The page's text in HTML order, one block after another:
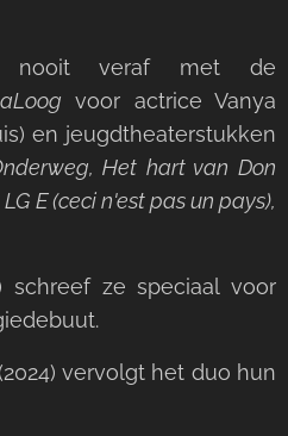
nooit veraf met de
voor actrice Vanya
en jeugdtheaterstukken
Het hart van Don
E (ceci n'est pas un pays),
schreef ze speciaal voor
vervolgt het duo hun